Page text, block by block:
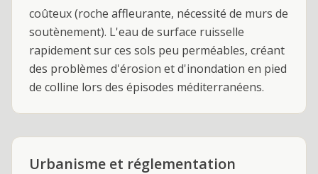
coûteux (roche affleurante, nécessité de murs de
soutènement). L'eau de surface ruisselle
rapidement sur ces sols peu perméables, créant
des problèmes d'érosion et d'inondation en pied
de colline lors des épisodes méditerranéens.
Urbanisme et réglementation